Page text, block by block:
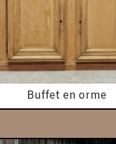
Buffet en orme